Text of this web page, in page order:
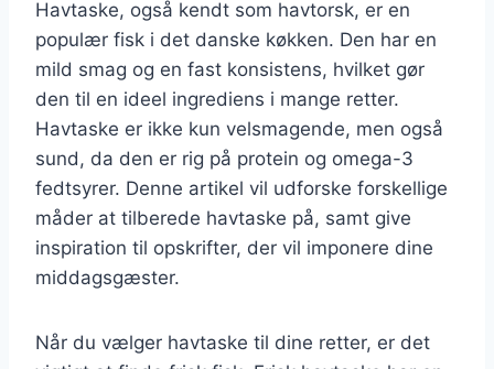
Havtaske, også kendt som havtorsk, er en
populær fisk i det danske køkken. Den har en
mild smag og en fast konsistens, hvilket gør
den til en ideel ingrediens i mange retter.
Havtaske er ikke kun velsmagende, men også
sund, da den er rig på protein og omega-3
fedtsyrer. Denne artikel vil udforske forskellige
måder at tilberede havtaske på, samt give
inspiration til opskrifter, der vil imponere dine
middagsgæster.
Når du vælger havtaske til dine retter, er det